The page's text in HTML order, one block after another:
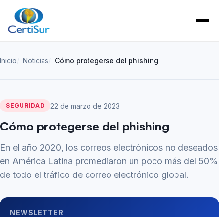
Inicio Noticias Cómo protegerse del phishing
SEGURIDAD 22 de marzo de 2023
Cómo protegerse del phishing
En el año 2020, los correos electrónicos no deseados
en América Latina promediaron un poco más del 50%
de todo el tráfico de correo electrónico global.
NEWSLETTER